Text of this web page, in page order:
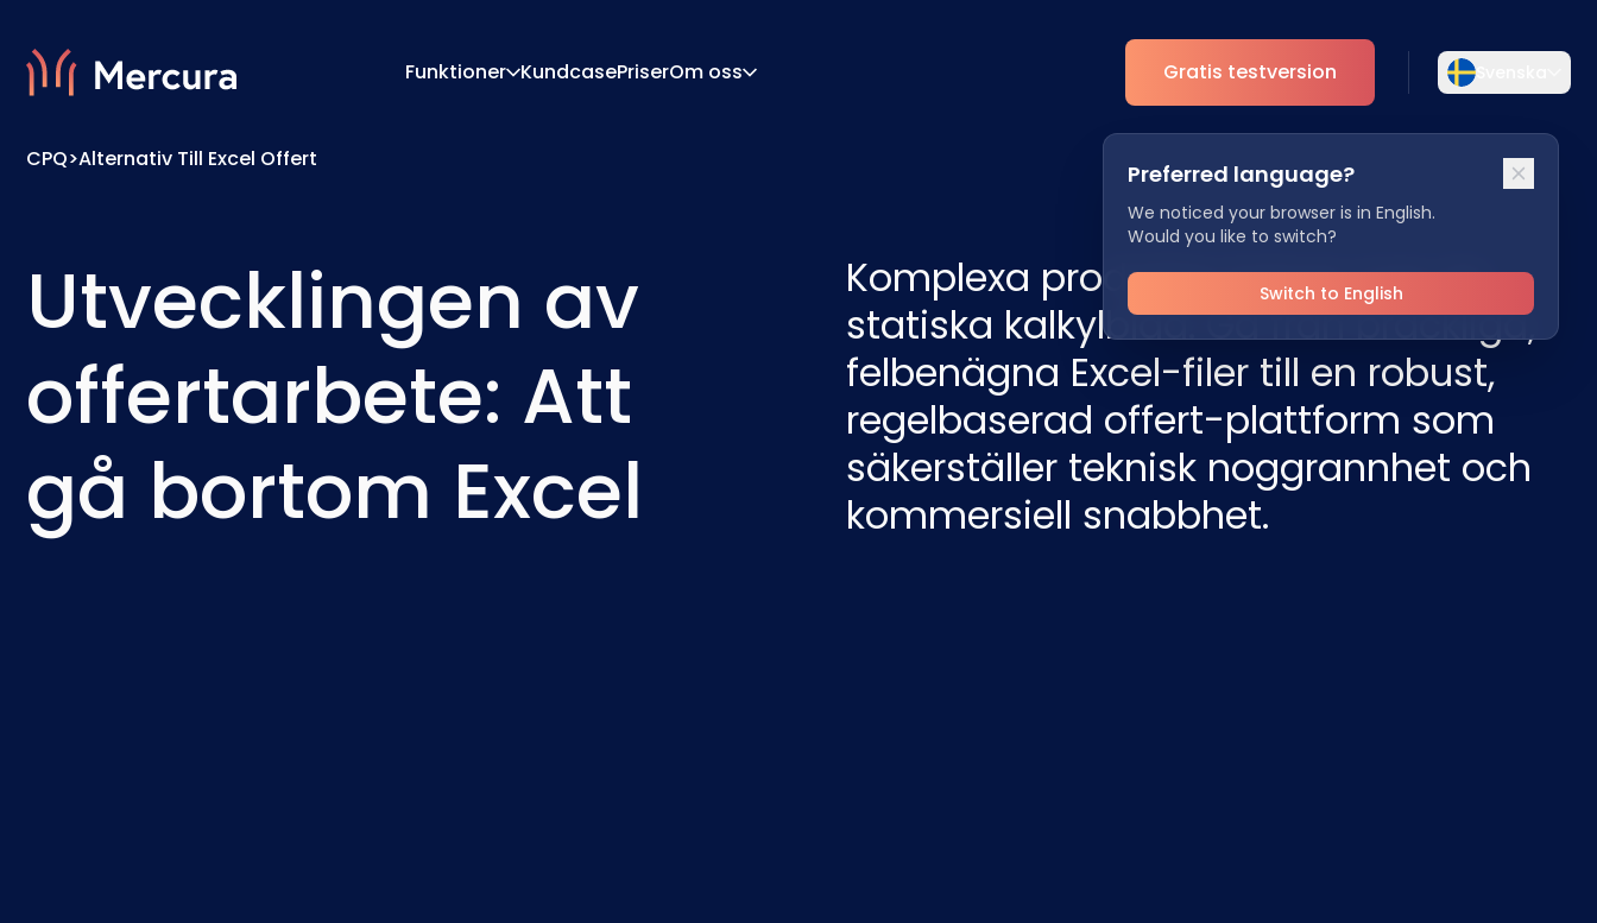
Funktioner
Analys
KundcasePriserOm oss
Partners
Preferred language?
We noticed your browser is in English.
Would you like to switch?
Switch to English
Gratis testversion
Välj ditt föredragna språk för en mer
personlig upplevelse.
English Deutsch
Español
ES
Dansk
DA
Svenska
SV
Italiano
IT
Français
FR
日本語
CPQ>Alternativ Till Excel Offert
Utvecklingen av
offertarbete: Att
gå bortom Excel
Komplexa produkter kräver mer än
statiska kalkylblad. Gå från bräckliga,
felbenägna Excel-filer till en robust,
regelbaserad offert-plattform som
säkerställer teknisk noggrannhet och
kommersiell snabbhet.